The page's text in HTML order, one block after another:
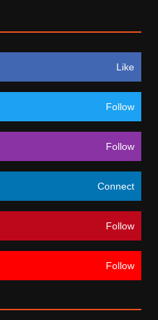
Like
Follow
Follow
Connect
Follow
Follow